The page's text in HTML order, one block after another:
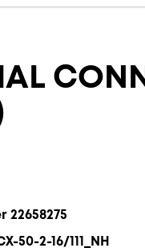
22658275
50-2-16/111_NH